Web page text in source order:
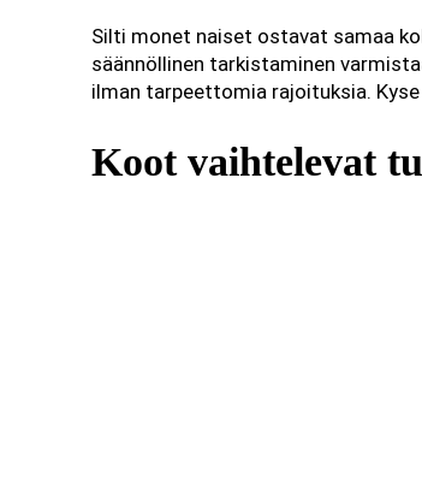
Silti monet naiset ostavat samaa
säännöllinen tarkistaminen
ilman tarpeettomia rajoituksia.
Koot vaihtelevat